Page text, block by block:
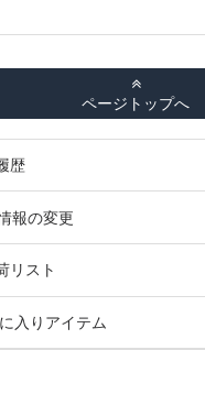
ページトップへ
歴
報の変更
リスト
入りアイテム